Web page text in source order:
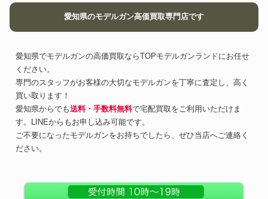
愛知県のモデルガン高価買取専門店です
愛知県でモデルガンの高価買取ならTOPモデルガンランドにお任せ
ください。
専門のスタッフがお客様の大切なモデルガンを丁寧に査定し、高く
買い取ります！
愛知県からでも送料・手数料無料で宅配買取をご利用いただけま
す。LINEからもお申し込み可能です。
ご不要になったモデルガンをお持ちでしたら、ぜひ当店へご連絡く
ださい。